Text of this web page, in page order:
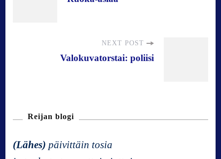
NEXT POST
Valokuvatorstai: poliisi
Reijan blogi
(Lähes) päivittäin tosia